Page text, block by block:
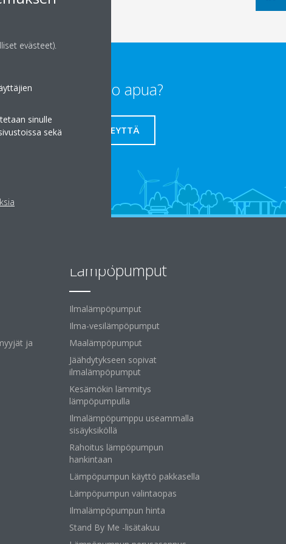
Tarvitsetko apua?
OTA YHTEYTTÄ
ja
Lämpöpumput
Ilmalämpöpumput
Ilma-vesilämpöpumput
Maalämpöpumput
Jäähdytykseen sopivat
ilmalämpöpumput
Kesämökin lämmitys
lämpöpumpulla
Ilmalämpöpumppu useammalla
sisäyksiköllä
Rahoitus lämpöpumpun
hankintaan
Lämpöpumpun käyttö pakkasella
Lämpöpumpun valintaopas
Ilmalämpöpumpun hinta
Stand By Me -lisätakuu
evästeet).
sinulle
sekä